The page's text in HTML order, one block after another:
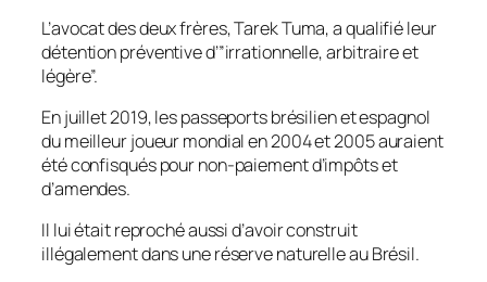
L’avocat des deux frères, Tarek Tuma, a qualifié leur
détention préventive d’”irrationnelle, arbitraire et
légère”.
En juillet 2019, les passeports brésilien et espagnol
du meilleur joueur mondial en 2004 et 2005 auraient
été confisqués pour non-paiement d’impôts et
d’amendes.
Il lui était reproché aussi d’avoir construit
illégalement dans une réserve naturelle au Brésil.